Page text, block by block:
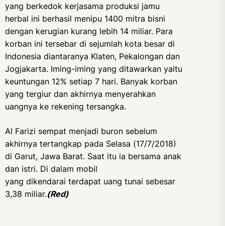
yang berkedok kerjasama produksi jamu
herbal ini berhasil menipu 1400 mitra bisni
dengan kerugian kurang lebih 14 miliar. Para
korban ini tersebar di sejumlah kota besar di
Indonesia diantaranya Klaten, Pekalongan dan
Jogjakarta. Iming-iming yang ditawarkan yaitu
keuntungan 12% setiap 7 hari. Banyak korban
yang tergiur dan akhirnya menyerahkan
uangnya ke rekening tersangka.
Al Farizi sempat menjadi buron sebelum
akhirnya tertangkap pada Selasa (17/7/2018)
di Garut, Jawa Barat. Saat itu ia bersama anak
dan istri. Di dalam mobil
yang dikendarai terdapat uang tunai sebesar
3,38 miliar.(Red)